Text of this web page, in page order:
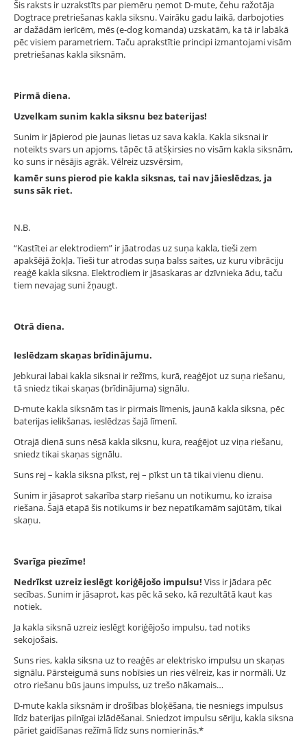
Šis raksts ir uzrakstīts par piemēru ņemot D-mute, čehu ražotāja
Dogtrace pretriešanas kakla siksnu. Vairāku gadu laikā, darbojoties
ar dažādām ierīcēm, mēs (e-dog komanda) uzskatām, ka tā ir labākā
pēc visiem parametriem. Taču aprakstītie principi izmantojami visām
pretriešanas kakla siksnām.
Pirmā diena.
Uzvelkam sunim kakla siksnu bez baterijas!
Sunim ir jāpierod pie jaunas lietas uz sava kakla. Kakla siksnai ir
noteikts svars un apjoms, tāpēc tā atšķirsies no visām kakla siksnām,
ko suns ir nēsājis agrāk. Vēlreiz uzsvērsim,
kamēr suns pierod pie kakla siksnas, tai nav jāieslēdzas, ja
suns sāk riet.
N.B.
“Kastītei ar elektrodiem” ir jāatrodas uz suņa kakla, tieši zem
apakšējā žokļa. Tieši tur atrodas suņa balss saites, uz kuru vibrāciju
reaģē kakla siksna. Elektrodiem ir jāsaskaras ar dzīvnieka ādu, taču
tiem nevajag suni žņaugt.
Otrā diena.
Ieslēdzam skaņas brīdinājumu.
Jebkurai labai kakla siksnai ir režīms, kurā, reaģējot uz suņa riešanu,
tā sniedz tikai skaņas (brīdinājuma) signālu.
D-mute kakla siksnām tas ir pirmais līmenis, jaunā kakla siksna, pēc
baterijas ielikšanas, ieslēdzas šajā līmenī.
Otrajā dienā suns nēsā kakla siksnu, kura, reaģējot uz viņa riešanu,
sniedz tikai skaņas signālu.
Suns rej – kakla siksna pīkst, rej – pīkst un tā tikai vienu dienu.
Sunim ir jāsaprot sakarība starp riešanu un notikumu, ko izraisa
riešana. Šajā etapā šis notikums ir bez nepatīkamām sajūtām, tikai
skaņu.
Svarīga piezīme!
Nedrīkst uzreiz ieslēgt koriģējošo impulsu! Viss ir jādara pēc
secības. Sunim ir jāsaprot, kas pēc kā seko, kā rezultātā kaut kas
notiek.
Ja kakla siksnā uzreiz ieslēgt koriģējošo impulsu, tad notiks
sekojošais.
Suns ries, kakla siksna uz to reaģēs ar elektrisko impulsu un skaņas
signālu. Pārsteigumā suns nobīsies un ries vēlreiz, kas ir normāli. Uz
otro riešanu būs jauns impulss, uz trešo nākamais…
D-mute kakla siksnām ir drošības bloķēšana, tie nesniegs impulsus
līdz baterijas pilnīgai izlādēšanai. Sniedzot impulsu sēriju, kakla siksna
pāriet gaidīšanas režīmā līdz suns nomierinās.*